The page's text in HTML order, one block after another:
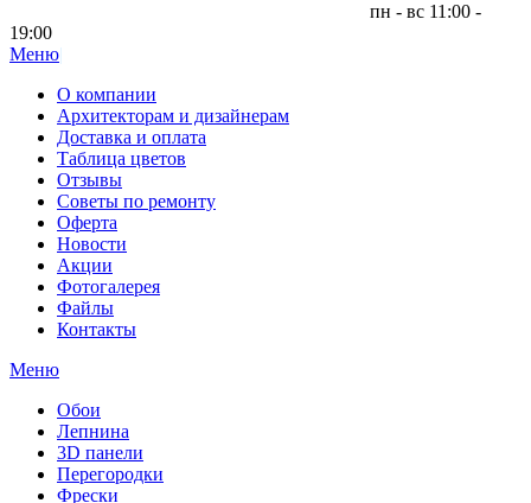
пн - вс 11:00 -
19:00
Меню|
О компании
Архитекторам и дизайнерам
Доставка и оплата
Таблица цветов
Отзывы
Советы по ремонту
Оферта
Новости
Акции
Фотогалерея
Файлы
Контакты
Меню
Обои
Лепнина
3D панели
Перегородки
Фрески